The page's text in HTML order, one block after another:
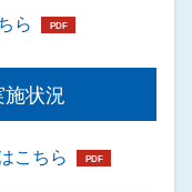
ら
状況
こちら